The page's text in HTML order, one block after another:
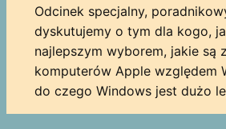
Odcinek specjalny,
dyskutujemy o tym dla kogo,
najlepszym wyborem, jakie są
komputerów Apple względem
do czego Windows jest dużo